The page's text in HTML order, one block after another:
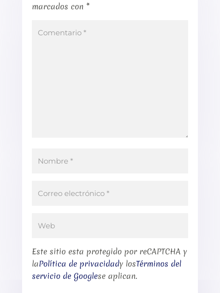
marcados con *
Este sitio esta protegido por reCAPTCHA y
laPolítica de privacidady losTérminos del
servicio de Googlese aplican.